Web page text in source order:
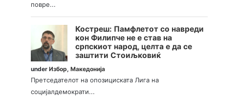
повре...
Костреш: Памфлетот со навреди
кон Филипче не е став на
српскиот народ, целта е да се
заштити Стоиљковиќ
underИзбор,Македонија
Претседателот на опозициската Лига на
социјалдемократи...